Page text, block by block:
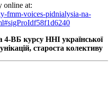
online at:
fmm-voices-pidnialysia-na-
4-ВБ курсу ННІ української
староста колективу